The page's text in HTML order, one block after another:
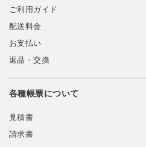
ご利用ガイド
配送料金
お支払い
返品・交換
各種帳票について
見積書
請求書